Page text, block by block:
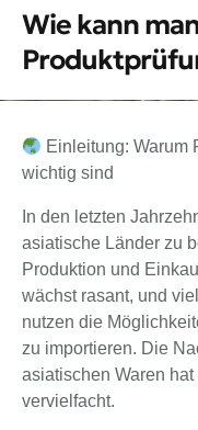
Wie kann
Einleitung: Warum
wichtig sind
In den letzten
asiatische Länder zu
Produktion und
wächst rasant, und
nutzen die
zu importieren. Die
asiatischen Waren
vervielfacht.